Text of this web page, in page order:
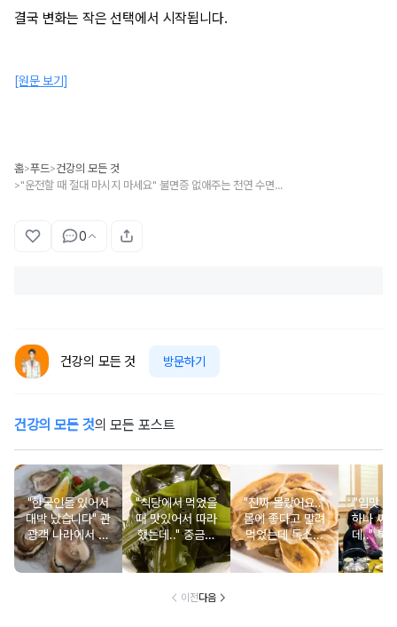
결국 변화는 작은 선택에서 시작됩니다.
[원문 보기]
홈>푸드>건강의 모든 것
> "운전할 때 절대 마시지 마세요" 불면증 없애주는 천연 수면제 '이 차'
0
건강의 모든 것 방문하기
건강의 모든 것의 모든 포스트
"한국인들 있어서
대박 났습니다" 관
광객 나라에서 남
녀노소 보양식처
럼 먹는 음식
"식당에서 먹었을
때 맛있어서 따라
했는데.." 중금속
싹 다 빠질 줄 몰
랐어요
"진짜 몰랐어요.."
몸에 좋다고 말려
먹었는데 독소를
먹고 있었던 의외
의 음식
"입맛 없
하나 싸
데.." 북
외로 안
건
이전다음